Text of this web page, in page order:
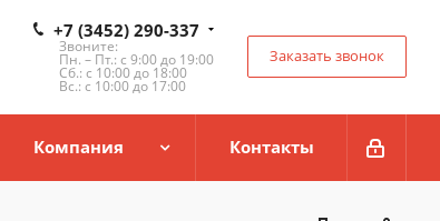
+7 (3452) 290-337
Звоните:
Пн. – Пт.: с 9:00 до 19:00
Сб.: с 10:00 до 18:00
Вс.: с 10:00 до 17:00
Заказать звонок
Компания Контакты